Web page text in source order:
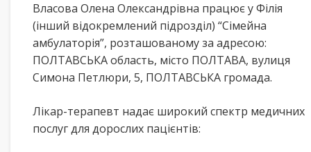
Власова Олена Олександрівна працює у Філія
(інший відокремлений підрозділ) “Сімейна
амбулаторія”, розташованому за адресою:
ПОЛТАВСЬКА область, місто ПОЛТАВА, вулиця
Симона Петлюри, 5, ПОЛТАВСЬКА громада.
Лікар-терапевт надає широкий спектр медичних
послуг для дорослих пацієнтів: